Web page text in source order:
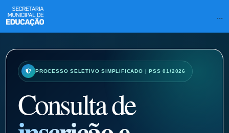
...
PROCESSO SELETIVO SIMPLIFICADO | PSS 01/2026
Consulta de